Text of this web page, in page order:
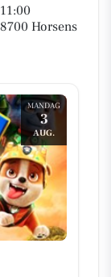
Horsens
MANDAG
3
AUG.